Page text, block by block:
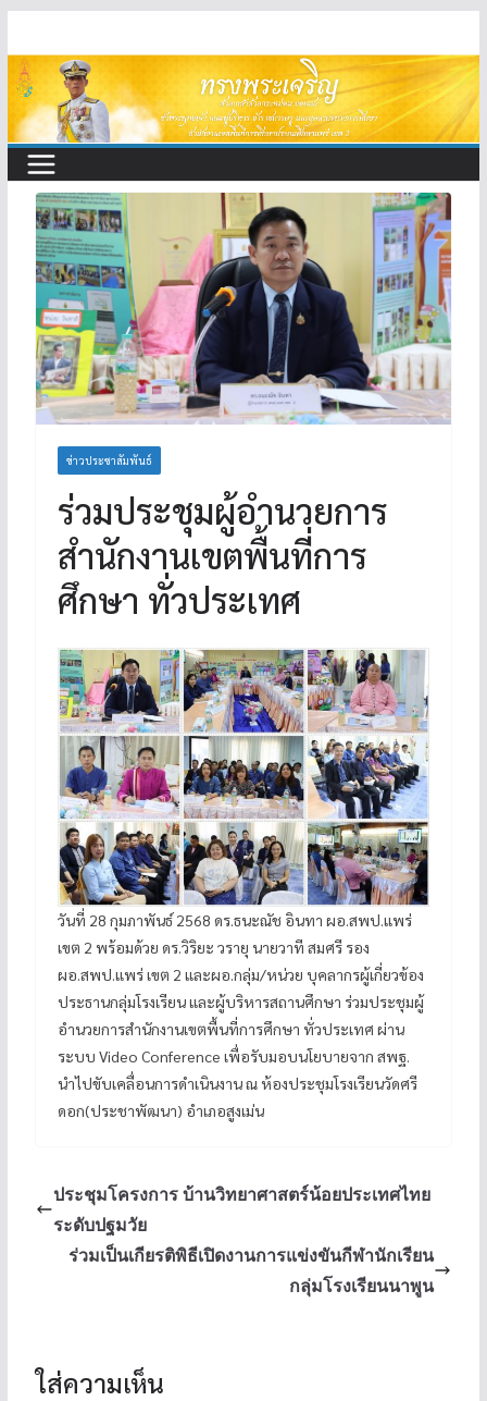
to
content
ข่าวประชาสัมพันธ์
ร่วมประชุมผู้อำนวยการ
สำนักงานเขตพื้นที่การ
ศึกษา ทั่วประเทศ
วันที่ 28 กุมภาพันธ์ 2568 ดร.ธนะณัช อินทา ผอ.สพป.แพร่
เขต 2 พร้อมด้วย ดร.วิริยะ วรายุ นายวาที สมศรี รอง
ผอ.สพป.แพร่ เขต 2 และผอ.กลุ่ม/หน่วย บุคลากรผู้เกี่ยวข้อง
ประธานกลุ่มโรงเรียน และผู้บริหารสถานศึกษา ร่วมประชุมผู้
อำนวยการสำนักงานเขตพื้นที่การศึกษา ทั่วประเทศ ผ่าน
ระบบ Video Conference เพื่อรับมอบนโยบายจาก สพฐ.
นำไปขับเคลื่อนการดำเนินงาน ณ ห้องประชุมโรงเรียนวัดศรี
ดอก(ประชาพัฒนา) อำเภอสูงเม่น
ประชุมโครงการ บ้านวิทยาศาสตร์น้อยประเทศไทย
ระดับปฐมวัย
ร่วมเป็นเกียรติพิธีเปิดงานการแข่งขันกีฬานักเรียน
กลุ่มโรงเรียนนาพูน
ใส่ความเห็น